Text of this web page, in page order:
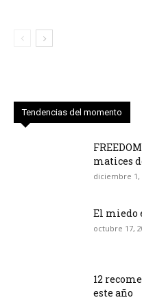
Tendencias del momento
matices
diciembre 1,
El miedo
octubre 17,
12
este año